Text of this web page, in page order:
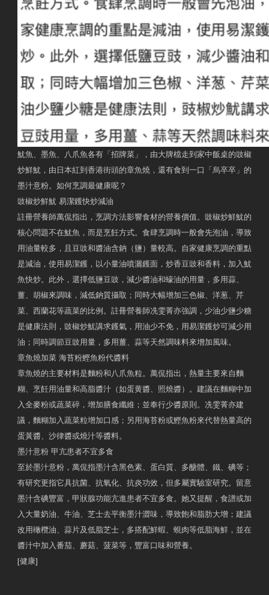
魷魚、墨魚、八爪魚各有「招牌菜」，由大牌檔走到家中飯桌的豉椒
炒鮮魷，由日本紅到香港街頭的章魚燒，還有食到一口「烏卒卒」的
墨汁意粉。如何烹調最健康呢？
豉椒炒鮮魷 易潔鑊快炒減油
註冊營養師萬侃指出，烹調方法影響食材的營養價值。豉椒炒鮮魷的
核心問題不在魷魚，而是烹飪方式。食肆烹調時一般會先泡油，導致
用油量較多，且豆豉和醬油含鈉（鹽）量較高。自家健康烹調的重點
是減油，使用易潔鑊，以小量油噴灑鑊面，炒香豆豉和香料，加入魷
魚快炒。此外，選擇低鹽豆豉，減少醬油和蠔油的用量，多用蒜、
薑、胡椒來調味，減低鈉質攝取；同時大幅增加三色椒、洋葱、芹
菜、西蘭花等蔬菜的比例。註冊營養師冼雯菁亦強調，少油少鹽少糖
是健康法則，豉椒炒魷講求鑊氣，用油少不免，用易潔鑊炒可減少用
油；同時調節豆豉用量，多用薑、蒜等天然調味料來增加風味。
章魚燒加菜 海苔粉鰹魚粉代醬料
章魚燒的主要材料是麵粉和八爪魚粒。萬侃指出，熱量主要來自麵
糊、烹飪用油量和高脂醬汁（如蛋黄醬、照燒醬）。建議在麵糊中加
入全麥粉或蔬菜碎，增加膳食纖維；並奉行少醬原則。冼雯菁亦建
議，麵糊加入蔬菜粒增加口感；另用海苔粉或鰹魚粉來代替熱量高的
蛋黃醬、沙律醬或燒汁等醬料。
墨汁意粉 甲亢患者不宜多食
至於墨汁意粉，萬侃指墨汁含黑色素、蛋白質、多醣體、鐵、碘等；
有研究更指它具抗菌、抗氧化、抗炎功效，但多屬實驗室研究。留意
墨汁含碘豐富，甲狀腺功能亢進患者不宜多食。她又提醒，食譜或加
入大量奶油、牛油、芝士去平衡墨汁澀味，導致飽和脂肪大增；建議
改用橄欖油、蒜片及低脂芝士，多搭配鮮蝦、蜆肉等低脂海鮮，並在
醬汁中加入番茄、蘑菇、菠菜等，豐富口味和營養。
[健康]